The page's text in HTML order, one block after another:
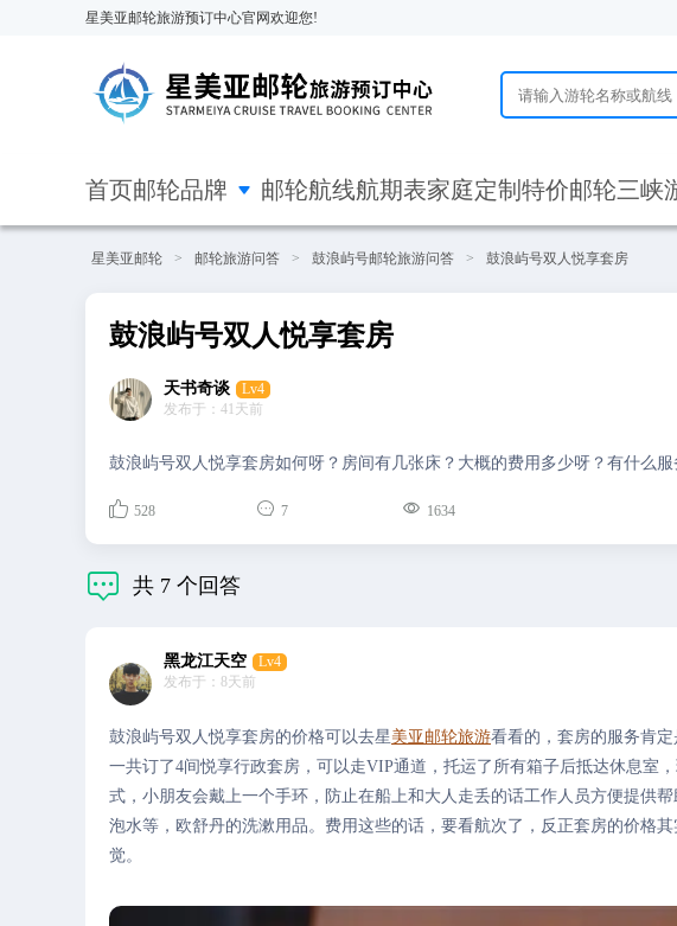
星美亚邮轮旅游预订中心官网欢迎您!
首页邮轮品牌  邮轮航线航期表家庭定制 特价邮轮三峡
星美亚邮轮 > 邮轮旅游问答 > 鼓浪屿号邮轮旅游问答 > 鼓浪屿号双人悦享套房
鼓浪屿号双人悦享套房
天书奇谈
Lv4
发布于：41天前
鼓浪屿号双人悦享套房如何呀？房间有几张床？大概的费用多少呀？有什么服
 528  7  1634
 共 7 个回答
黑龙江天空
Lv4
发布于：8天前
鼓浪屿号双人悦享套房的价格可以去星美亚邮轮旅游看看的，套房的服务肯
一共订了4间悦享行政套房，可以走VIP通道，托运了所有箱子后抵达休息室
式，小朋友会戴上一个手环，防止在船上和大人走丢的话工作人员方便提供
泡水等，欧舒丹的洗漱用品。费用这些的话，要看航次了，反正套房的价格
觉。